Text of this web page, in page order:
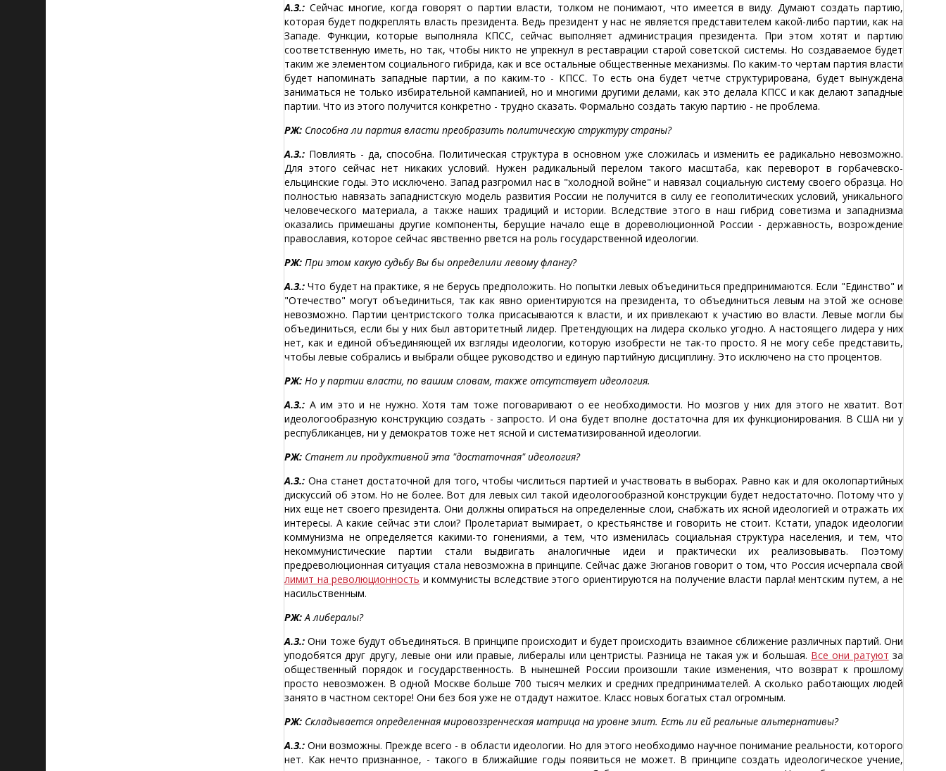
А.З.: Сейчас многие, когда говорят о партии власти, толком не понимают, что имеется в виду. Думают создать партию,
которая будет подкреплять власть президента. Ведь президент у нас не является представителем какой-либо партии, как на
Западе. Функции, которые выполняла КПСС, сейчас выполняет администрация президента. При этом хотят и партию
соответственную иметь, но так, чтобы никто не упрекнул в реставрации старой советской системы. Но создаваемое будет
таким же элементом социального гибрида, как и все остальные общественные механизмы. По каким-то чертам партия власти
будет напоминать западные партии, а по каким-то - КПСС. То есть она будет четче структурирована, будет вынуждена
заниматься не только избирательной кампанией, но и многими другими делами, как это делала КПСС и как делают западные
партии. Что из этого получится конкретно - трудно сказать. Формально создать такую партию - не проблема.
РЖ: Способна ли партия власти преобразить политическую структуру страны?
А.З.: Повлиять - да, способна. Политическая структура в основном уже сложилась и изменить ее радикально невозможно.
Для этого сейчас нет никаких условий. Нужен радикальный перелом такого масштаба, как переворот в горбачевско-
ельцинские годы. Это исключено. Запад разгромил нас в "холодной войне" и навязал социальную систему своего образца. Но
полностью навязать западнистскую модель развития России не получится в силу ее геополитических условий, уникального
человеческого материала, а также наших традиций и истории. Вследствие этого в наш гибрид советизма и западнизма
оказались примешаны другие компоненты, берущие начало еще в дореволюционной России - державность, возрождение
православия, которое сейчас явственно рвется на роль государственной идеологии.
РЖ: При этом какую судьбу Вы бы определили левому флангу?
А.З.: Что будет на практике, я не берусь предположить. Но попытки левых объединиться предпринимаются. Если "Единство" и
"Отечество" могут объединиться, так как явно ориентируются на президента, то объединиться левым на этой же основе
невозможно. Партии центристского толка присасываются к власти, и их привлекают к участию во власти. Левые могли бы
объединиться, если бы у них был авторитетный лидер. Претендующих на лидера сколько угодно. А настоящего лидера у них
нет, как и единой объединяющей их взгляды идеологии, которую изобрести не так-то просто. Я не могу себе представить,
чтобы левые собрались и выбрали общее руководство и единую партийную дисциплину. Это исключено на сто процентов.
РЖ: Но у партии власти, по вашим словам, также отсутствует идеология.
А.З.: А им это и не нужно. Хотя там тоже поговаривают о ее необходимости. Но мозгов у них для этого не хватит. Вот
идеологообразную конструкцию создать - запросто. И она будет вполне достаточна для их функционирования. В США ни у
республиканцев, ни у демократов тоже нет ясной и систематизированной идеологии.
РЖ: Станет ли продуктивной эта "достаточная" идеология?
А.З.: Она станет достаточной для того, чтобы числиться партией и участвовать в выборах. Равно как и для околопартийных
дискуссий об этом. Но не более. Вот для левых сил такой идеологообразной конструкции будет недостаточно. Потому что у
них еще нет своего президента. Они должны опираться на определенные слои, снабжать их ясной идеологией и отражать их
интересы. А какие сейчас эти слои? Пролетариат вымирает, о крестьянстве и говорить не стоит. Кстати, упадок идеологии
коммунизма не определяется какими-то гонениями, а тем, что изменилась социальная структура населения, и тем, что
некоммунистические партии стали выдвигать аналогичные идеи и практически их реализовывать. Поэтому
предреволюционная ситуация стала невозможна в принципе. Сейчас даже Зюганов говорит о том, что Россия исчерпала свой
лимит на революционность и коммунисты вследствие этого ориентируются на получение власти парла! ментским путем, а не
насильственным.
РЖ:А либералы?
А.З.: Они тоже будут объединяться. В принципе происходит и будет происходить взаимное сближение различных партий. Они
уподобятся друг другу, левые они или правые, либералы или центристы. Разница не такая уж и большая. Все они ратуют за
общественный порядок и государственность. В нынешней России произошли такие изменения, что возврат к прошлому
просто невозможен. В одной Москве больше 700 тысяч мелких и средних предпринимателей. А сколько работающих людей
занято в частном секторе! Они без боя уже не отдадут нажитое. Класс новых богатых стал огромным.
РЖ: Складывается определенная мировоззренческая матрица на уровне элит. Есть ли ей реальные альтернативы?
А.З.: Они возможны. Прежде всего - в области идеологии. Но для этого необходимо научное понимание реальности, которого
нет. Как нечто признанное, - такого в ближайшие годы появиться не может. В принципе создать идеологическое учение,